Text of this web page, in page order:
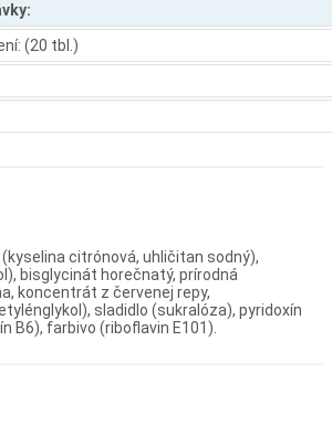
(20 tbl.)
citrónová, uhličitan sodný),
bisglycinát horečnatý, prírodná
koncentrát z červenej repy,
sladidlo (sukralóza), pyridoxín
B6), farbivo (riboflavin E101).